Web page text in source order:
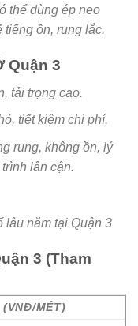
thể dùng ép neo
tiếng ồn, rung lắc.
Quận 3
tải trọng cao.
tiết kiệm chi phí.
rung, không ồn, lý
lân cận.
lâu năm tại Quận 3
3 (Tham
MÉT)